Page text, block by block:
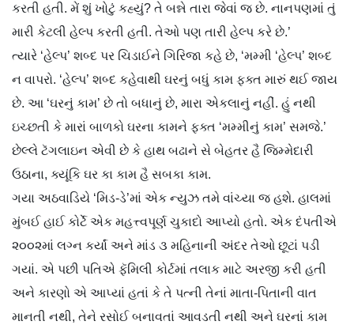
કરતી હતી. મેં શું ખોટું કહ્યું? તે બન્ને તારા જેવાં જ છે. નાનપણમાં તું
મારી કેટલી હેલ્પ કરતી હતી. તેઓ પણ તારી હેલ્પ કરે છે.’
ત્યારે ‘હેલ્પ’ શબ્દ પર ચિડાઈને ગિરિજા કહે છે, ‘મમ્મી ‘હેલ્પ’ શબ્દ
ન વાપરો. ‘હેલ્પ’ શબ્દ કહેવાથી ઘરનું બધું કામ ફક્ત મારું થઈ જાય
છે. આ ‘ઘરનું કામ’ છે તો બધાનું છે, મારા એકલાનું નહીં. હું નથી
ઇચ્છતી કે મારાં બાળકો ઘરના કામને ફક્ત ‘મમ્મીનું કામ’ સમજે.’
છેલ્લે ટૅગલાઇન એવી છે કે હાથ બઢાને સે બેહતર હૈ જિમ્મેદારી
ઉઠાના, ક્યૂંકિ ઘર કા કામ હૈ સબકા કામ.
ગયા અઠવાડિયે ‘મિડ-ડે’માં એક ન્યુઝ તમે વાંચ્યા જ હશે. હાલમાં
મુંબઈ હાઈ કોર્ટે એક મહત્ત્વપૂર્ણ ચુકાદો આપ્યો હતો. એક દંપતીએ
૨૦૦૨માં લગ્ન કર્યાં અને માંડ ૩ મહિનાની અંદર તેઓ છૂટાં પડી
ગયાં. એ પછી પતિએ ફૅમિલી કોર્ટમાં તલાક માટે અરજી કરી હતી
અને કારણો એ આપ્યાં હતાં કે તે પત્ની તેનાં માતા-પિતાની વાત
માનતી નથી, તેને રસોઈ બનાવતાં આવડતી નથી અને ઘરનાં કામ